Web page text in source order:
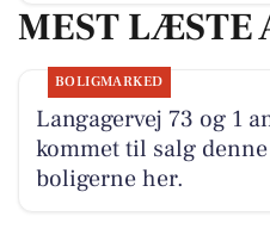
MEST LÆSTE
BOLIGMARKED
Langagervej 73 og 1
kommet til salg
boligerne her.